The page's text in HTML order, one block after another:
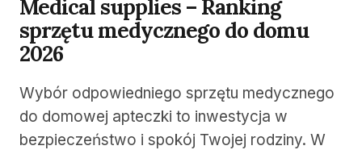
Medical supplies – Ranking
sprzętu medycznego do domu
2026
Wybór odpowiedniego sprzętu medycznego
do domowej apteczki to inwestycja w
bezpieczeństwo i spokój Twojej rodziny. W